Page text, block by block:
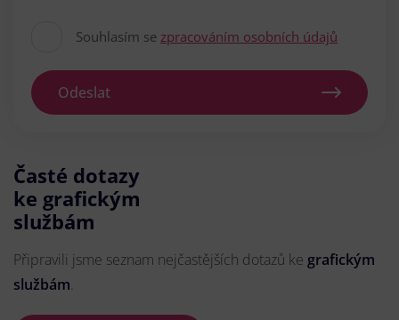
Souhlasím se zpracováním osobních údajů
Odeslat
Časté dotazy
ke grafickým
službám
Připravili jsme seznam nejčastějších dotazů ke grafickým
službám.